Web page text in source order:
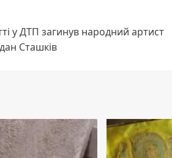
у ДТП загинув народний артист
Сташків